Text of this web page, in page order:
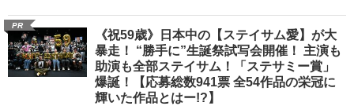
PR
《祝59歳》日本中の【ステイサム愛】が大
暴走！ “勝手に”生誕祭試写会開催！ 主演も
助演も全部ステイサム！「ステサミー賞」
爆誕！【応募総数941票 全54作品の栄冠に
輝いた作品とはー!?】